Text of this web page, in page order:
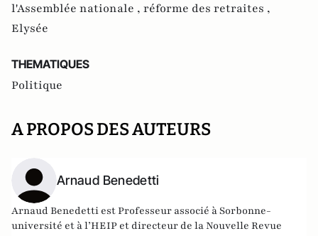
l'Assemblée nationale , réforme des retraites ,
Elysée
THEMATIQUES
Politique
A PROPOS DES AUTEURS
Arnaud Benedetti
Arnaud Benedetti est Professeur associé à Sorbonne-
université et à l’HEIP et directeur de la Nouvelle Revue